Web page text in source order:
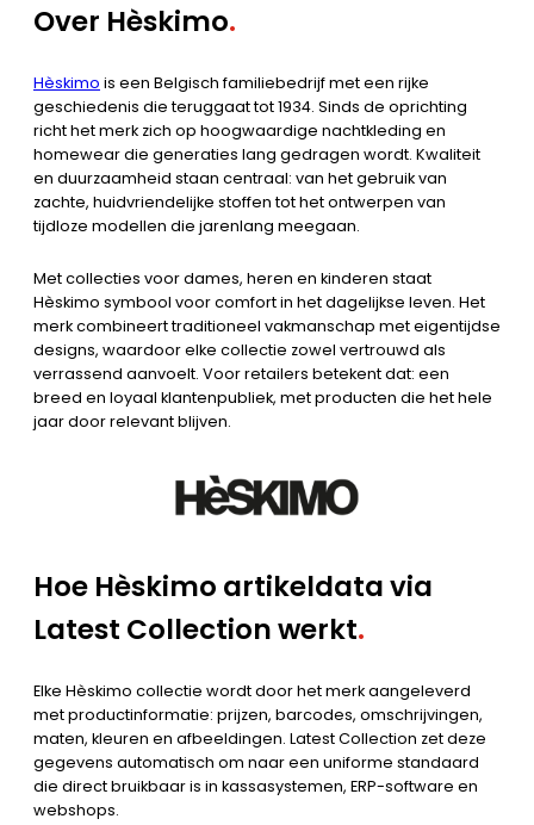
Over Hèskimo.
Hèskimo is een Belgisch familiebedrijf met een rijke
geschiedenis die teruggaat tot 1934. Sinds de oprichting
richt het merk zich op hoogwaardige nachtkleding en
homewear die generaties lang gedragen wordt. Kwaliteit
en duurzaamheid staan centraal: van het gebruik van
zachte, huidvriendelijke stoffen tot het ontwerpen van
tijdloze modellen die jarenlang meegaan.
Met collecties voor dames, heren en kinderen staat
Hèskimo symbool voor comfort in het dagelijkse leven. Het
merk combineert traditioneel vakmanschap met eigentijdse
designs, waardoor elke collectie zowel vertrouwd als
verrassend aanvoelt. Voor retailers betekent dat: een
breed en loyaal klantenpubliek, met producten die het hele
jaar door relevant blijven.
Hoe Hèskimo artikeldata via
Latest Collection werkt.
Elke Hèskimo collectie wordt door het merk aangeleverd
met productinformatie: prijzen, barcodes, omschrijvingen,
maten, kleuren en afbeeldingen. Latest Collection zet deze
gegevens automatisch om naar een uniforme standaard
die direct bruikbaar is in kassasystemen, ERP-software en
webshops.